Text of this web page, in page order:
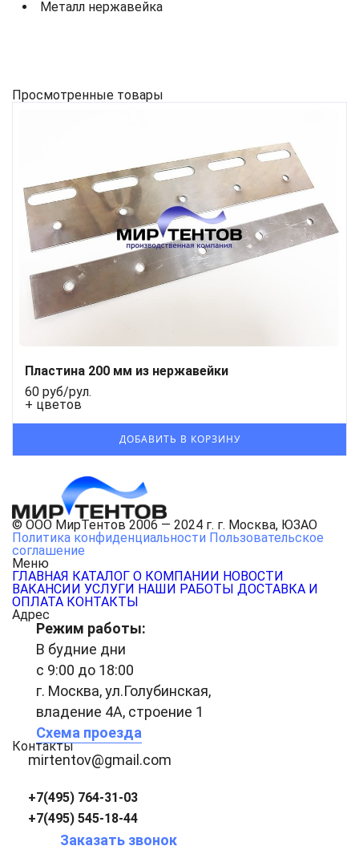
Металл нержавейка
Просмотренные товары
Пластина 200 мм из нержавейки
60 руб/рул.
+ цветов
© ООО МирТентов 2006 — 2024 г. г. Москва, ЮЗАО
Политика конфиденциальности Пользовательское
соглашение
Меню
ГЛАВНАЯ КАТАЛОГ О КОМПАНИИ НОВОСТИ
ВАКАНСИИ УСЛУГИ НАШИ РАБОТЫ ДОСТАВКА И
ОПЛАТА КОНТАКТЫ
Адрес
Режим работы:
В будние дни
с 9:00 до 18:00
г. Москва, ул.Голубинская,
владение 4А, строение 1
Схема проезда
Контакты
mirtentov@gmail.com
+7(495) 764-31-03
+7(495) 545-18-44
Заказать звонок